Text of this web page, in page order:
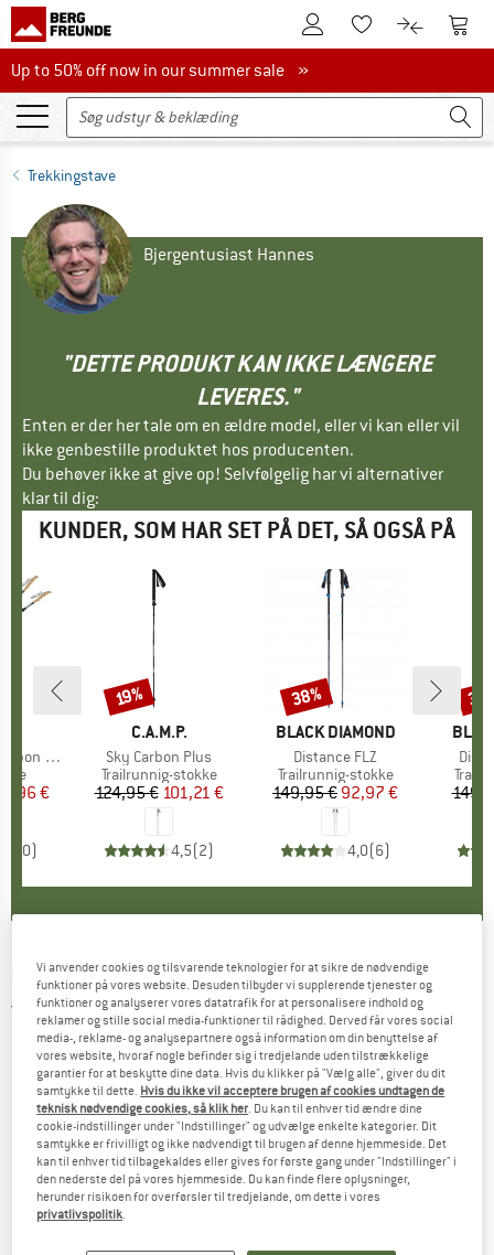
Til kundekontoenTil huskesedlen.
Til Til
Up to 50% off now in our summer sale
Up to 50% off now in our summer sale »
Trekkingstave
Bjergentusiast Hannes
"DETTE PRODUKT KAN IKKE LÆNGERE
LEVERES."
Enten er der her tale om en ældre model, eller vi kan eller vil
ikke genbestille produktet hos producenten.
Du behøver ikke at give op! Selvfølgelig har vi alternativer
klar til dig:
KUNDER, SOM HAR SET PÅ DET, SÅ OGSÅ PÅ
pris
€
0)
MÆRKE
C.A.M.P.
Artikel
Sky Carbon Plus
Produktgruppe
Trailrunnig-stokke
Pris
124,95 €Nedsat pris
101,21 €
4,5(2)
Rabat
19%
MÆRKE
BLACK DIAMOND
Artikel
Distance FLZ
Produktgruppe
Trailrunnig-stokke
Pris
149,95 €Nedsat pris
92,97 €
4,0(6)
Rabat
38%
C.A.M.P. -Sky Carbon Evo - Trekkingstave
2,0(2)
Vi anvender cookies og tilsvarende teknologier for at sikre de nødvendige
funktioner på vores website. Desuden tilbyder vi supplerende tjenester og
funktioner og analyserer vores datatrafik for at personalisere indhold og
reklamer og stille social media-funktioner til rådighed. Derved får vores social
media-, reklame- og analysepartnere også information om din benyttelse af
vores website, hvoraf nogle befinder sig i tredjelande uden tilstrækkelige
garantier for at beskytte dine data. Hvis du klikker på "Vælg alle", giver du dit
samtykke til dette. Hvis du ikke vil acceptere brugen af cookies undtagen de
teknisk nødvendige cookies, så klik her. Du kan til enhver tid ændre dine
cookie-indstillinger under "Indstillinger" og udvælge enkelte kategorier. Dit
samtykke er frivilligt og ikke nødvendigt til brugen af denne hjemmeside. Det
kan til enhver tid tilbagekaldes eller gives for første gang under "Indstillinger" i
den nederste del på vores hjemmeside. Du kan finde flere oplysninger,
herunder risikoen for overførsler til tredjelande, om dette i vores
privatlivspolitik.